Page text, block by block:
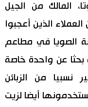
المالك من الجيل
الذين أعجبوا
الصويا في مطاعم
بحثا عن واحدة خاصة
من الزبائن
أيضا لزيت